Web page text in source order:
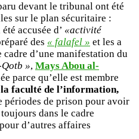
devant le tribunal ont été
sur le plan sécuritaire :
accusée d’ «activité
des « falafel » et les a
d’une manifestation du
», Mays Abou al-
parce qu’elle est membre
faculté de l’information,
périodes de prison pour avoir
dans le cadre
d’autres affaires